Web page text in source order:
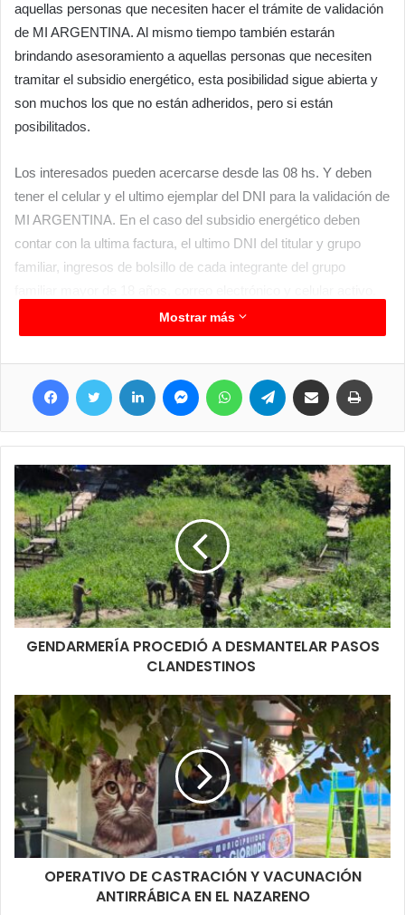
aquellas personas que necesiten hacer el trámite de validación
de MI ARGENTINA. Al mismo tiempo también estarán
brindando asesoramiento a aquellas personas que necesiten
tramitar el subsidio energético, esta posibilidad sigue abierta y
son muchos los que no están adheridos, pero si están
posibilitados.
Los interesados pueden acercarse desde las 08 hs. Y deben
tener el celular y el ultimo ejemplar del DNI para la validación de
MI ARGENTINA. En el caso del subsidio energético deben
contar con la ultima factura, el ultimo DNI del titular y grupo
familiar, ingresos de bolsillo de cada integrante del grupo
Mostrar más
GENDARMERÍA PROCEDIÓ A DESMANTELAR PASOS
CLANDESTINOS
OPERATIVO DE CASTRACIÓN Y VACUNACIÓN
ANTIRRÁBICA EN EL NAZARENO